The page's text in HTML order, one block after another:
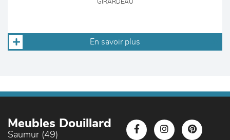
GIRARDEAU
En savoir plus
Meubles Douillard
Saumur (49)